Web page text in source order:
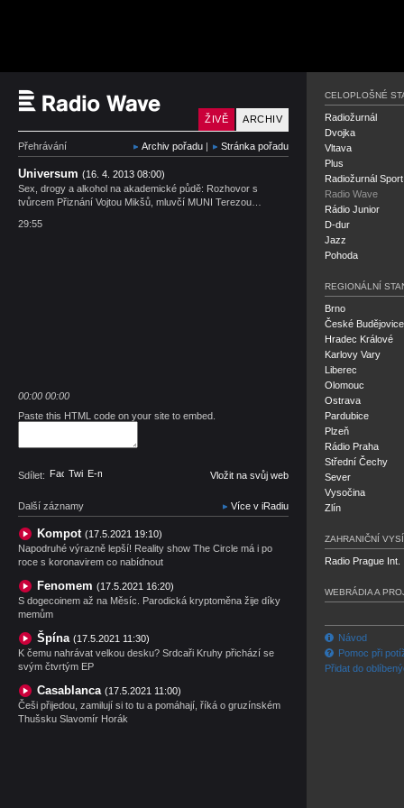
Český rozhlas Radio
ARCHIV
ŽIVĚ
Přehrávání Archiv pořadu | Stránka pořadu
Universum (16. 4. 2013 08:00)
Sex, drogy a alkohol na akademické půdě: Rozhovor s
tvůrcem Přiznání Vojtou Mikšů, mluvčí MUNI Terezou…
29:55
00:00 00:00
Paste this HTML code on your site to embed.
Sdílet: Facebook
TwitterE-mail Vložit na svůj web
Další záznamy Více v iRadiu
Kompot (17.5.2021 19:10)
Napodruhé výrazně lepší! Reality show The Circle má i po
roce s koronavirem co nabídnout
Fenomem (17.5.2021 16:20)
S dogecoinem až na Měsíc. Parodická kryptoměna žije díky
memům
Špína (17.5.2021 11:30)
K čemu nahrávat velkou desku? Srdcaři Kruhy přichází se
svým čtvrtým EP
Casablanca (17.5.2021 11:00)
Češi přijedou, zamilují si to tu a pomáhají, říká o gruzínském
Thušsku Slavomír Horák
CELOPLOŠNÉ
Radiožurnál
Dvojka
Vltava
Plus
Radiožurnál Sport
Radio Wave
Rádio Junior
D-dur
Jazz
Pohoda
REGIONÁLNÍ
Brno
České Budějovice
Hradec Králové
Karlovy Vary
Liberec
Olomouc
Ostrava
Pardubice
Plzeň
Rádio Praha
Střední Čechy
Sever
Vysočina
Zlín
ZAHRANIČNÍ
Radio Prague Int.
WEBRÁDIA A
Návod
Pomoc při
Přidat do